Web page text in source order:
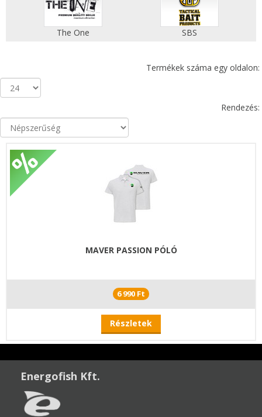
The One SBS
Termékek száma egy oldalon:
Rendezés:
MAVER PASSION PÓLÓ
6 990 Ft
Részletek
Energofish Kft.